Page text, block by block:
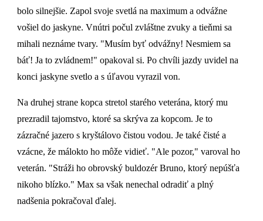
bolo silnejšie. Zapol svoje svetlá na maximum a odvážne
vošiel do jaskyne. Vnútri počul zvláštne zvuky a tieňmi sa
mihali neznáme tvary. "Musím byť odvážny! Nesmiem sa
báť! Ja to zvládnem!" opakoval si. Po chvíli jazdy uvidel na
konci jaskyne svetlo a s úľavou vyrazil von.
Na druhej strane kopca stretol starého veterána, ktorý mu
prezradil tajomstvo, ktoré sa skrýva za kopcom. Je to
zázračné jazero s kryštálovo čistou vodou. Je také čisté a
vzácne, že málokto ho môže vidieť. "Ale pozor," varoval ho
veterán. "Stráži ho obrovský buldozér Bruno, ktorý nepúšťa
nikoho blízko." Max sa však nenechal odradiť a plný
nadšenia pokračoval ďalej.